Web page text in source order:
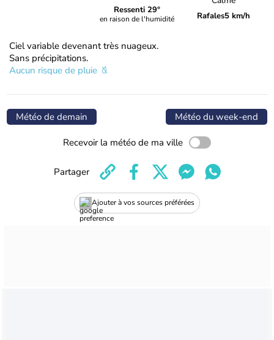
Ressenti 29°
en raison de l'humidité Rafales5 km/h
Ciel variable devenant très nuageux.
Sans précipitations.
Aucun risque de pluie
Météo de demain Météo du week-end
Recevoir la météo de ma ville
Ajouter à vos sources préférées
Partager